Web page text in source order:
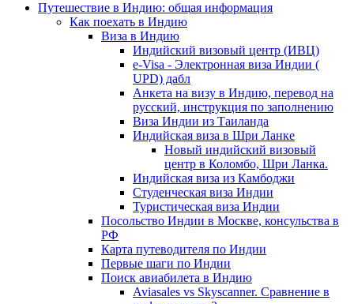
Путешествие в Индию: общая информация
Как поехать в Индию
Виза в Индию
Индийский визовый центр (ИВЦ)
e-Visa - Электронная виза Индии (
UPD) дабл
Анкета на визу в Индию, перевод на
русский, инструкция по заполнению
Виза Индии из Таиланда
Индийская виза в Шри Ланке
Новый индийский визовый
центр в Коломбо, Шри Ланка.
Индийская виза из Камбоджи
Студенческая виза Индии
Туристическая виза Индии
Посольство Индии в Москве, консульства в
РФ
Карта путеводителя по Индии
Первые шаги по Индии
Поиск авиабилета в Индию
Aviasales vs Skyscanner. Сравнение в